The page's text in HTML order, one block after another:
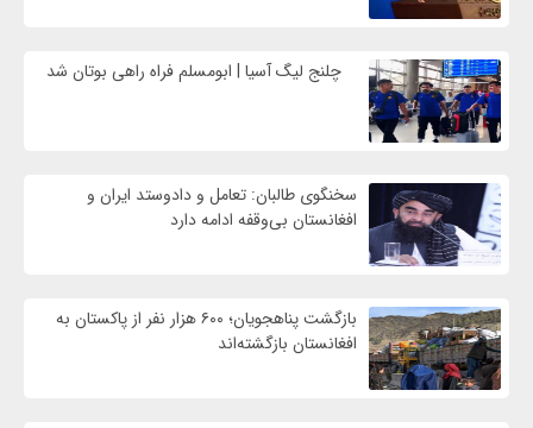
چلنج لیگ آسیا | ابومسلم فراه راهی بوتان شد
سخنگوی طالبان: تعامل و دادوستد ایران و
افغانستان بی‌وقفه ادامه دارد
بازگشت پناهجویان؛ ۶۰۰ هزار نفر از پاکستان به
افغانستان بازگشته‌اند